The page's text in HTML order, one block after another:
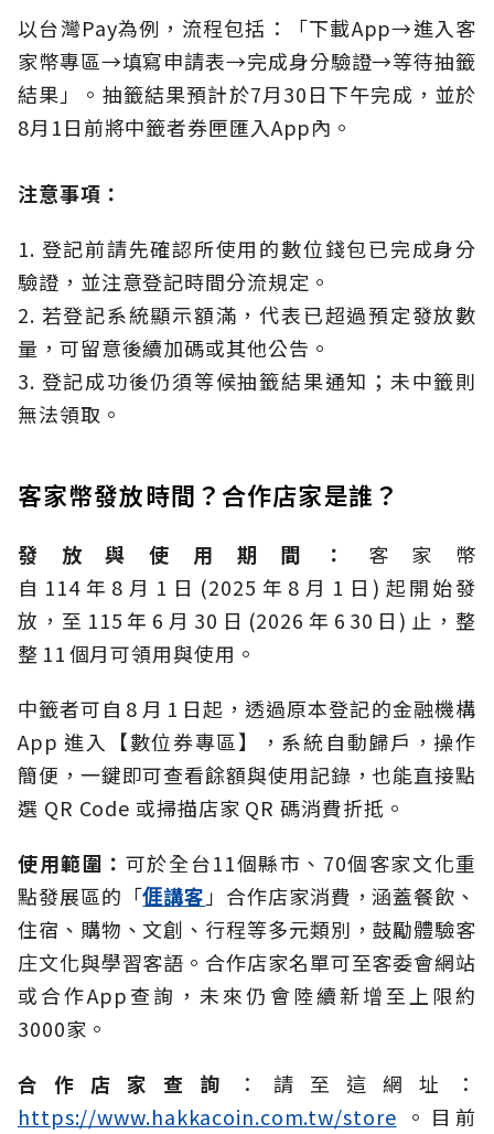
以台灣Pay為例，流程包括：「下載App→進入客
家幣專區→填寫申請表→完成身分驗證→等待抽籤
結果」。抽籤結果預計於7月30日下午完成，並於
8月1日前將中籤者券匣匯入App內。
注意事項：
1. 登記前請先確認所使用的數位錢包已完成身分
驗證，並注意登記時間分流規定。
2. 若登記系統顯示額滿，代表已超過預定發放數
量，可留意後續加碼或其他公告。
3. 登記成功後仍須等候抽籤結果通知；未中籤則
無法領取。
客家幣發放時間？合作店家是誰？
發放與使用期間： 客家幣
自 114 年 8 月 1 日 (2025 年 8 月 1 日) 起開始發
放，至 115 年 6 月 30 日 (2026 年 6 30 日) 止，整
整 11 個月可領用與使用。
中籤者可自 8 月 1 日起，透過原本登記的金融機構
App 進入【數位券專區】，系統自動歸戶，操作
簡便，一鍵即可查看餘額與使用記錄，也能直接點
選 QR Code 或掃描店家 QR 碼消費折抵。
使用範圍： 可於全台11個縣市、70個客家文化重
點發展區的「𠊎講客 」合作店家消費，涵蓋餐飲、
住宿、購物、文創、行程等多元類別，鼓勵體驗客
庄文化與學習客語。合作店家名單可至客委會網站
或合作App查詢，未來仍會陸續新增至上限約
3000家。
合作店家查詢
：請至這網址：
https://www.hakkacoin.com.tw/store 。目前